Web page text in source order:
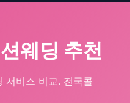
웨딩 추천
서비스 비교. 전국콜